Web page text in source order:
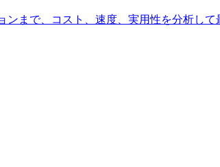
まで、コスト、速度、実用性を分析して